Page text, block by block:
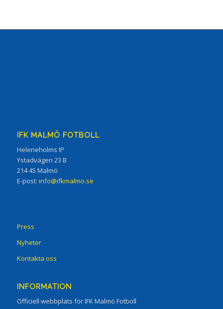
IFK MALMÖ FOTBOLL
Heleneholms IP
Ystadvägen 23 B
214 45 Malmö
E-post: info@ifkmalmo.se
Press
Nyheter
Kontakta oss
INFORMATION
Officiell webbplats för IFK Malmö Fotboll